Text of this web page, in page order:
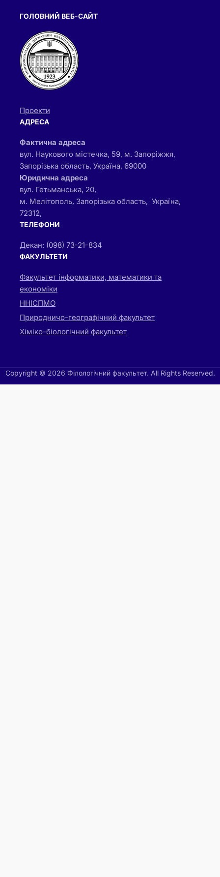
ГОЛОВНИЙ ВЕБ-САЙТ
Проекти
АДРЕСА
Фактична адреса
вул. Наукового містечка, 59, м. Запоріжжя,
Запорізька область, Україна, 69000
Юридична адреса
вул. Гетьманська, 20,
м. Мелітополь, Запорізька область, Україна,
72312,
ТЕЛЕФОНИ
Декан: (098) 73-21-834
ФАКУЛЬТЕТИ
Факультет інформатики, математики та
економіки
ННІСПМО
Природничо-географічний факультет
Хіміко-біологічний факультет
Copyright © 2026 Філологічний факультет. All Rights Reserved.